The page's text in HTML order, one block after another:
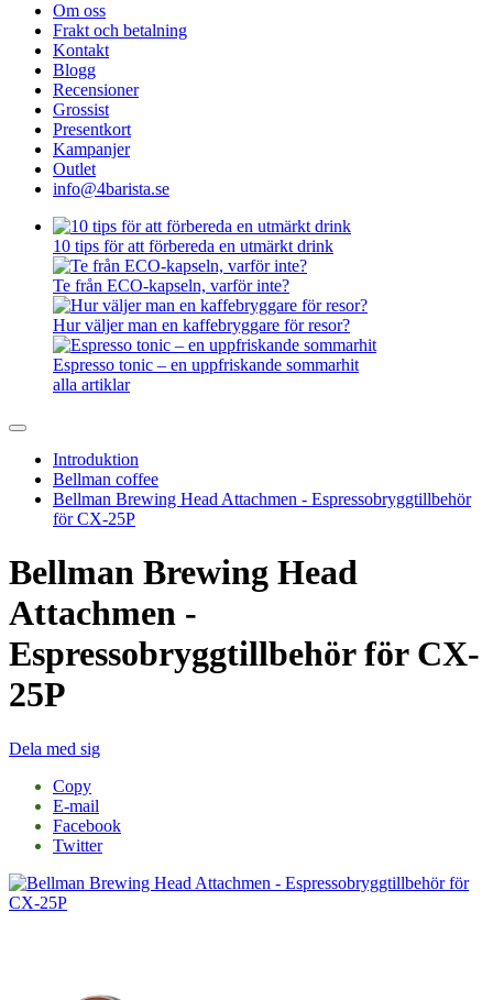
Om oss
Frakt och betalning
Kontakt
Blogg
Recensioner
Grossist
Presentkort
Kampanjer
Outlet
info@4barista.se
10 tips för att förbereda en utmärkt drink
Te från ECO-kapseln, varför inte?
Hur väljer man en kaffebryggare för resor?
Espresso tonic – en uppfriskande sommarhit
alla artiklar
Introduktion
Bellman coffee
Bellman Brewing Head Attachmen - Espressobryggtillbehör
för CX-25P
Bellman Brewing Head
Attachmen -
Espressobryggtillbehör för CX-
25P
Dela med sig
Copy
E-mail
Facebook
Twitter